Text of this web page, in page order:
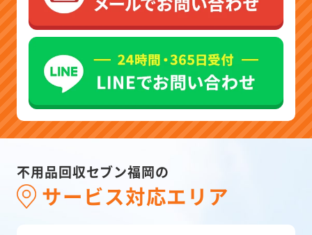
不用品回収セブン福岡の
サービス対応エリア